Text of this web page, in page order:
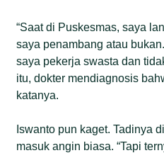
“Saat di Puskesmas, saya
saya penambang atau
saya pekerja swasta dan
itu, dokter mendiagnosis
katanya.
Iswanto pun kaget. Tadinya
masuk angin biasa. “Tapi